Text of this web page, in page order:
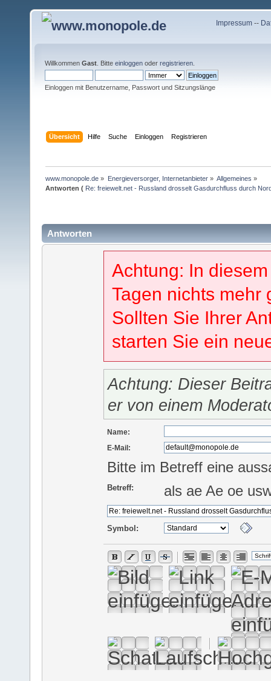
Impressum--
Willkommen Gast . Bitte einloggen oder registrieren
Einloggen mit Benutzername, Passwort und Sitzungslänge
Übersicht Hilfe Suche Einloggen Registrieren
www.monopole.de » Energieversorger, Internetanbieter» Allgemeines »
Antworten ( Re: freiewelt.net - Russland drosselt Gasdurchfluss durch
Antworten
Achtung: In
Tagen nichts mehr
Sollten Sie Ihrer
starten Sie ein
Achtung: Dieser
er von einem
Name:
E-Mail:
Bitte im Betreff eine
als ae Ae oe
Betreff:
Symbol: